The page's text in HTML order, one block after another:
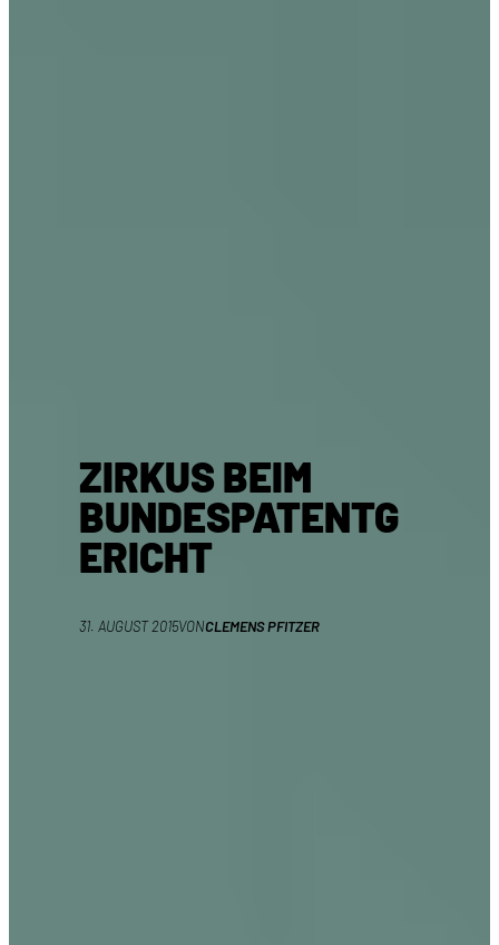
ZIRKUS BEIM
BUNDESPATENTG
ERICHT
31. AUGUST 2015VONCLEMENS PFITZER